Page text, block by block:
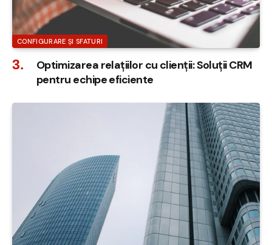
CONFIGURARE ȘI SFATURI
Optimizarea relațiilor cu clienții: Soluții CRM
pentru echipe eficiente